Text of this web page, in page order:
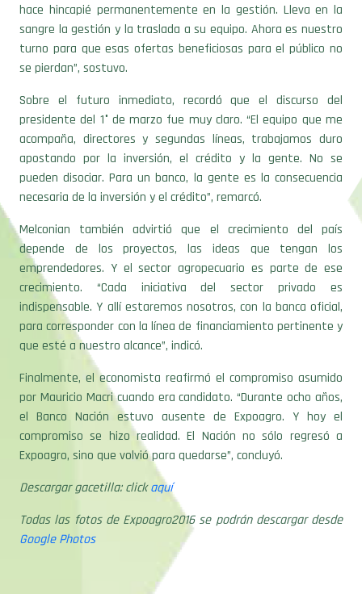
hace hincapié permanentemente en la gestión. Lleva en la
sangre la gestión y la traslada a su equipo. Ahora es nuestro
turno para que esas ofertas beneficiosas para el público no
se pierdan”, sostuvo.
Sobre el futuro inmediato, recordó que el discurso del
presidente del 1° de marzo fue muy claro. “El equipo que me
acompaña, directores y segundas líneas, trabajamos duro
apostando por la inversión, el crédito y la gente. No se
pueden disociar. Para un banco, la gente es la consecuencia
necesaria de la inversión y el crédito”, remarcó.
Melconian también advirtió que el crecimiento del país
depende de los proyectos, las ideas que tengan los
emprendedores. Y el sector agropecuario es parte de ese
crecimiento. “Cada iniciativa del sector privado es
indispensable. Y allí estaremos nosotros, con la banca oficial,
para corresponder con la línea de financiamiento pertinente y
que esté a nuestro alcance”, indicó.
Finalmente, el economista reafirmó el compromiso asumido
por Mauricio Macri cuando era candidato. “Durante ocho años,
el Banco Nación estuvo ausente de Expoagro. Y hoy el
compromiso se hizo realidad. El Nación no sólo regresó a
Expoagro, sino que volvió para quedarse”, concluyó.
Descargar gacetilla: clickaquí
Todas las fotos de Expoagro2016 se podrán descargar desde
Google Photos